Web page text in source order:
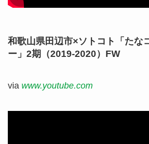
和歌山県田辺市×ソトコト「たな
ー」2期（2019-2020）FW
via www.youtube.com